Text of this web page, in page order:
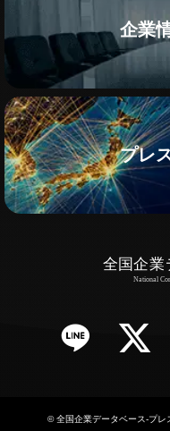
企業
プレ
Twitter Facebook
©全国企業データベース-プレ